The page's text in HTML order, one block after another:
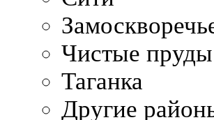
Чистые пруды
Таганка
Другие